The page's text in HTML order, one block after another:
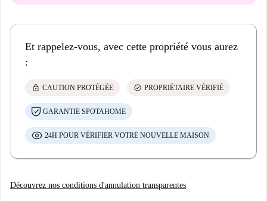
Et rappelez-vous, avec cette propriété vous aurez
:
lock CAUTION PROTÉGÉE check_circle PROPRIÉTAIRE VÉRIFIÉ
GARANTIE SPOTAHOME
24H POUR VÉRIFIER VOTRE NOUVELLE MAISON
Découvrez nos conditions d'annulation transparentes